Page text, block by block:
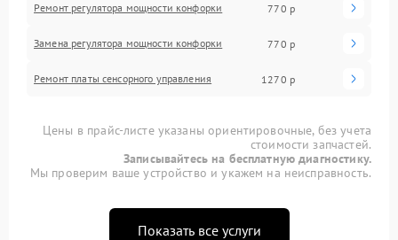
Ремонт регулятора мощности конфорки 770 р
Замена регулятора мощности конфорки 770 р
Ремонт платы сенсорного управления 1270 р
Цены в прайс-листе указаны ориентировочные, без учета
стоимости запчастей.
Записывайтесь на бесплатную диагностику.
Мы проверим ваше устройство и укажем на неисправность.
Показать все услуги